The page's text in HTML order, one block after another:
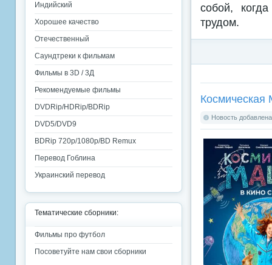
собой,
трудом.
Новость
Индийский
Хорошее качество
Отечественный
Саундтреки к фильмам
Фильмы в 3D / 3Д
Рекомендуемые фильмы
DVDRip/HDRip/BDRip
DVD5/DVD9
BDRip 720p/1080p/BD Remux
Перевод Гоблина
Украинский перевод
Тематические сборники:
Фильмы про футбол
Посоветуйте нам свои сборники